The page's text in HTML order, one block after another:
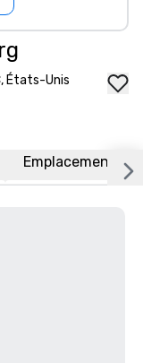
États-Unis
Emplacement